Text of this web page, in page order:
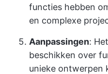
functies hebben
en complexe
Aanpassingen:
beschikken over
unieke ontwerpen